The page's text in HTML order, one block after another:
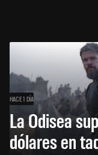
HACE 1 DÍA
La Odisea
dólares en